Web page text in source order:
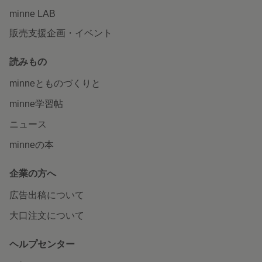
minne LAB
販売支援企画・イベント
読みもの
minneとものづくりと
minne学習帖
ニュース
minneの本
企業の方へ
広告出稿について
大口注文について
ヘルプセンター